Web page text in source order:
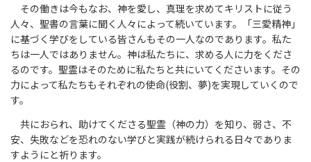
その働きは今もなお、神を愛し、真理を求めてキリストに従う
人々、聖書の言葉に聞く人々によって続いています。「三愛精神」
に基づく学びをしている皆さんもその一人なのであります。私た
ちは一人ではありません。神は私たちに、求める人に力をくださ
るのです。聖霊はそのために私たちと共にいてくださいます。その
力によって私たちもそれぞれの使命(役割、夢)を実現していくので
す。
共におられ、助けてくださる聖霊（神の力）を知り、弱さ、不
安、失敗などを恐れのない学びと実践が続けられる日々でありま
すようにと祈ります。